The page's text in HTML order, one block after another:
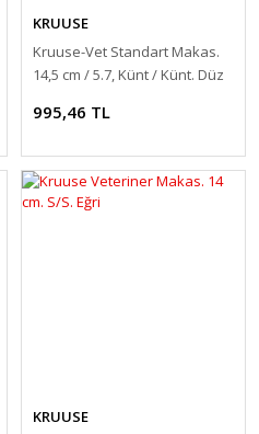
KRUUSE
Kruuse-Vet Standart Makas.
14,5 cm / 5.7, Künt / Künt. Düz
995,46 TL
KRUUSE